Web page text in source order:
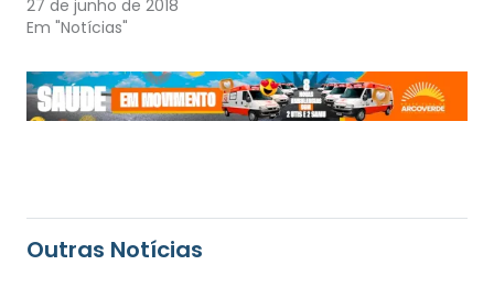
27 de junho de 2018
Em "Notícias"
Outras Notícias